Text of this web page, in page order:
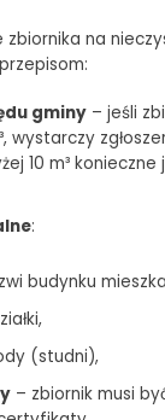
na
gminy– jeśli
wystarczy
10 m³ konieczne
:
budynku
(studni),
– zbiornik musi